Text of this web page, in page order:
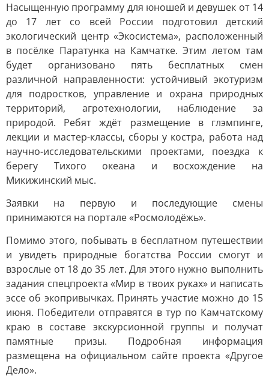
Насыщенную программу для юношей и девушек от 14
до 17 лет со всей России подготовил детский
экологический центр «Экосистема», расположенный
в посёлке Паратунка на Камчатке. Этим летом там
будет организовано пять бесплатных смен
различной направленности: устойчивый экотуризм
для подростков, управление и охрана природных
территорий, агротехнологии, наблюдение за
природой. Ребят ждёт размещение в глэмпинге,
лекции и мастер-классы, сборы у костра, работа над
научно-исследовательскими проектами, поездка к
берегу Тихого океана и восхождение на
Микижинский мыс.
Заявки на первую и последующие смены
принимаются на портале «Росмолодёжь».
Помимо этого, побывать в бесплатном путешествии
и увидеть природные богатства России смогут и
взрослые от 18 до 35 лет. Для этого нужно выполнить
задания спецпроекта «Мир в твоих руках» и написать
эссе об экопривычках. Принять участие можно до 15
июня. Победители отправятся в тур по Камчатскому
краю в составе экскурсионной группы и получат
памятные призы. Подробная информация
размещена на официальном сайте проекта «Другое
Дело».